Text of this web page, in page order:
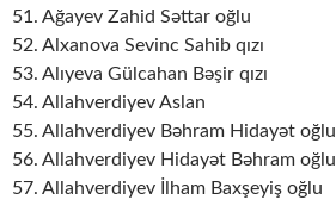
51. Ağayev Zahid Səttar oğlu
52. Alxanova Sevinc Sahib qızı
53. Alıyeva Gülcahan Bəşir qızı
54. Allahverdiyev Aslan
55. Allahverdiyev Bəhram Hidayət oğlu
56. Allahverdiyev Hidayət Bəhram oğlu
57. Allahverdiyev İlham Baxşeyiş oğlu